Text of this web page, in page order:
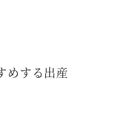
めする出産